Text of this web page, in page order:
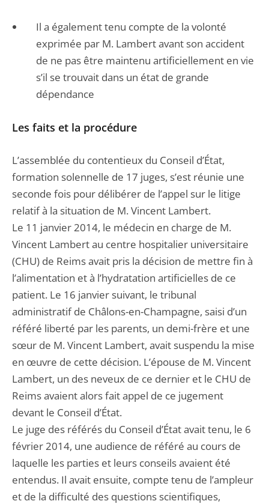
Il a également tenu compte de la volonté
exprimée par M. Lambert avant son accident
de ne pas être maintenu artificiellement en vie
s’il se trouvait dans un état de grande
dépendance
Les faits et la procédure
L’assemblée du contentieux du Conseil d’État,
formation solennelle de 17 juges, s’est réunie une
seconde fois pour délibérer de l’appel sur le litige
relatif à la situation de M. Vincent Lambert.
Le 11 janvier 2014, le médecin en charge de M.
Vincent Lambert au centre hospitalier universitaire
(CHU) de Reims avait pris la décision de mettre fin à
l’alimentation et à l’hydratation artificielles de ce
patient. Le 16 janvier suivant, le tribunal
administratif de Châlons-en-Champagne, saisi d’un
référé liberté par les parents, un demi-frère et une
sœur de M. Vincent Lambert, avait suspendu la mise
en œuvre de cette décision. L’épouse de M. Vincent
Lambert, un des neveux de ce dernier et le CHU de
Reims avaient alors fait appel de ce jugement
devant le Conseil d’État.
Le juge des référés du Conseil d’État avait tenu, le 6
février 2014, une audience de référé au cours de
laquelle les parties et leurs conseils avaient été
entendus. Il avait ensuite, compte tenu de l’ampleur
et de la difficulté des questions scientifiques,